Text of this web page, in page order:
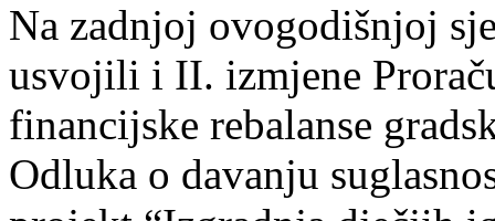
Na zadnjoj ovogodišnjoj
usvojili i II. izmjene
financijske rebalanse
Odluka o davanju